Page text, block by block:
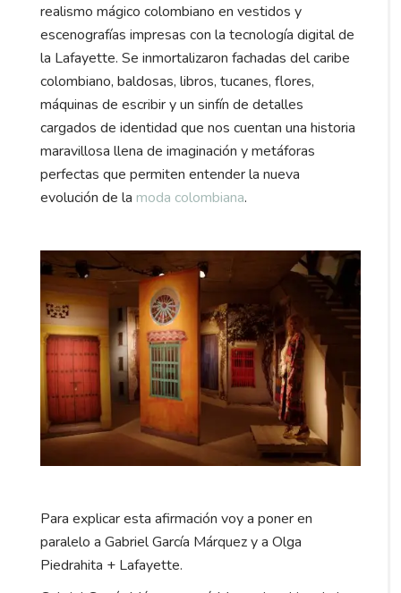
realismo mágico colombiano en vestidos y
escenografías impresas con la tecnología digital de
la Lafayette. Se inmortalizaron fachadas del caribe
colombiano, baldosas, libros, tucanes, flores,
máquinas de escribir y un sinfín de detalles
cargados de identidad que nos cuentan una historia
maravillosa llena de imaginación y metáforas
perfectas que permiten entender la nueva
evolución de la moda colombiana.
Para explicar esta afirmación voy a poner en
paralelo a Gabriel García Márquez y a Olga
Piedrahita + Lafayette.